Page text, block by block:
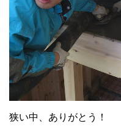
狭い中、ありがとう！